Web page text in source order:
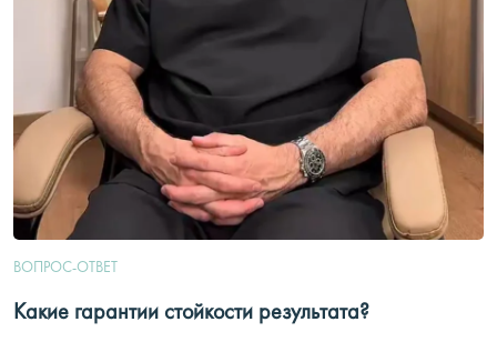
ВОПРОС-ОТВЕТ
Какие гарантии стойкости результата?